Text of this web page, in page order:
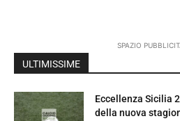
SPAZIO
ULTIMISSIME
Eccellenza Sicilia
della nuova